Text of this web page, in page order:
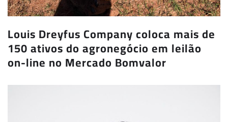
Louis Dreyfus Company coloca mais de
150 ativos do agronegócio em leilão
on-line no Mercado Bomvalor